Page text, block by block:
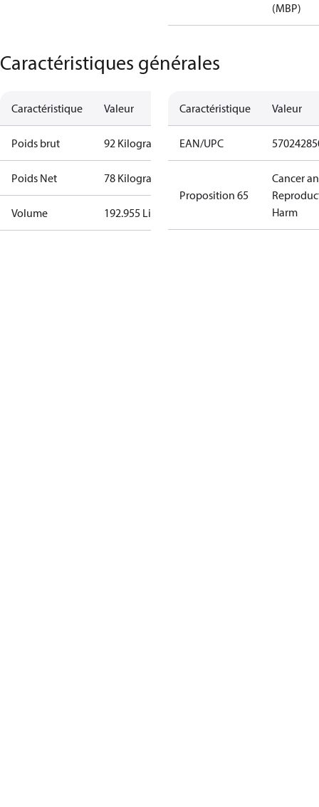
(MBP)
Caractéristiques générales
Caractéristique Valeur
Poids brut 92 Kilogram
Poids Net 78 Kilogram
Volume 192.955 Liter
Caractéristique Valeur
EAN/UPC
Proposition 65
Cancer
Harm